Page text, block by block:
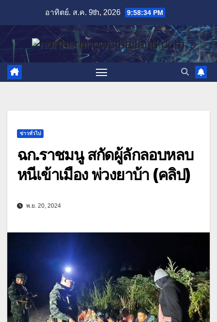
content
อาทิตย์. ส.ค. 9th, 2026 9:58:35 PM
ข่าวทั่วไป
ฉก.ราชมนู สกัดผู้ลักลอบหลบ
หนีเข้าเมือง พ่วงยาบ้า (คลิป)
พ.ย. 20, 2024